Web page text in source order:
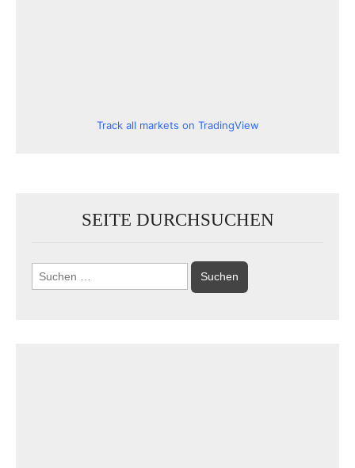
Track all markets on TradingView
SEITE DURCHSUCHEN
Suchen
nach: